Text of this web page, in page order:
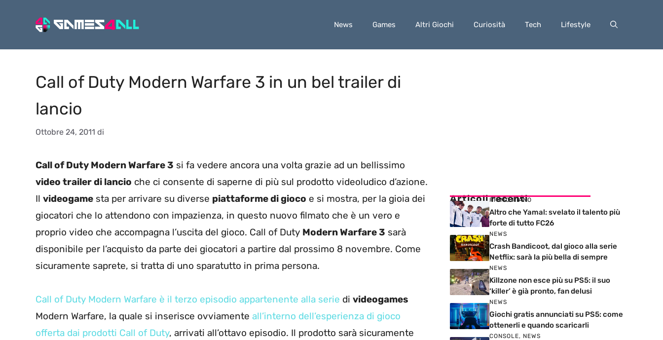
News Games Altri Giochi Curiosità Tech Lifestyle
Call of Duty Modern Warfare 3 in un bel trailer di
lancio
Ottobre 24, 2011 di
Call of Duty Modern Warfare 3 si fa vedere ancora una volta grazie ad un bellissimo
video trailer di lancio che ci consente di saperne di più sul prodotto videoludico d’azione.
Il videogame sta per arrivare su diverse piattaforme di gioco e si mostra, per la gioia dei
giocatori che lo attendono con impazienza, in questo nuovo filmato che è un vero e
proprio video che accompagna l’uscita del gioco. Call of Duty Modern Warfare 3 sarà
disponibile per l’acquisto da parte dei giocatori a partire dal prossimo 8 novembre. Come
sicuramente saprete, si tratta di uno sparatutto in prima persona.
Call of Duty Modern Warfare è il terzo episodio appartenente alla serie di videogames
Modern Warfare, la quale si inserisce ovviamente all’interno dell’esperienza di gioco
offerta dai prodotti Call of Duty, arrivati all’ottavo episodio. Il prodotto sarà sicuramente
Articoli recenti
PRIMO PIANO
Altro che Yamal: svelato il talento più
forte di tutto FC26
NEWS
Crash Bandicoot, dal gioco alla serie
Netflix: sarà la più bella di sempre
NEWS
Killzone non esce più su PS5: il suo
‘killer’ è già pronto, fan delusi
NEWS
Giochi gratis annunciati su PS5: come
ottenerli e quando scaricarli
CONSOLE, NEWS